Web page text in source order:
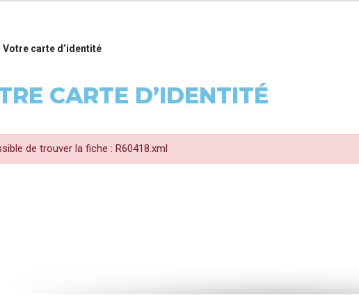
Votre carte d’identité
CARTE D’IDENTITÉ
de trouver la fiche : R60418.xml